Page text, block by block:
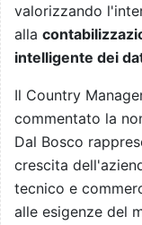
valorizzando
alla
intelligente dei
Il Country
commentato la
Dal Bosco
crescita
tecnico e
alle esigenze del